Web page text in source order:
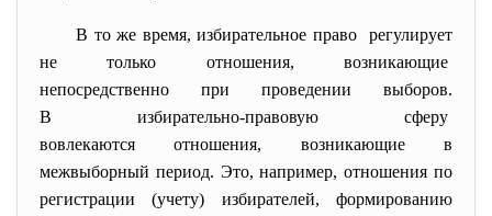
В то же время, избирательное право регулирует
не только отношения, возникающие
непосредственно при проведении выборов.
В избирательно-правовую сферу
вовлекаются отношения, возникающие в
межвыборный период. Это, например, отношения по
регистрации (учету) избирателей, формированию